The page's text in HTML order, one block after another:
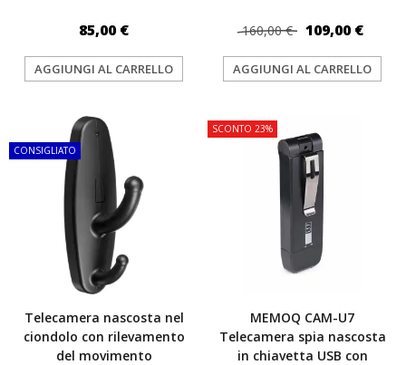
85,00 €
AGGIUNGI AL CARRELLO
160,00 € 109,00 €
AGGIUNGI AL CARRELLO
CONSIGLIATO
Telecamera nascosta nel
ciondolo con rilevamento
del movimento
SCONTO 23%
MEMOQ CAM-U7
Telecamera spia nascosta
in chiavetta USB con